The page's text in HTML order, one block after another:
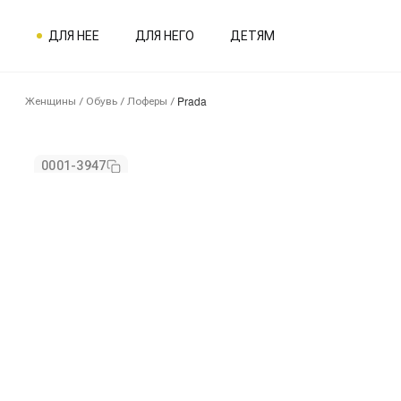
ДЛЯ НЕЕ ДЛЯ НЕГО ДЕТЯМ
Женщины / Обувь / Лоферы / Prada
0001-3947